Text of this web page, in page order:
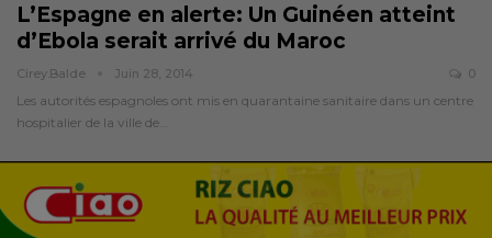
L’Espagne en alerte: Un Guinéen atteint
d’Ebola serait arrivé du Maroc
Cirey.balde Juin 28, 2014 0
Les autorités espagnoles ont mis en quarantaine sanitaire dans un centre
hospitalier de la ville de…